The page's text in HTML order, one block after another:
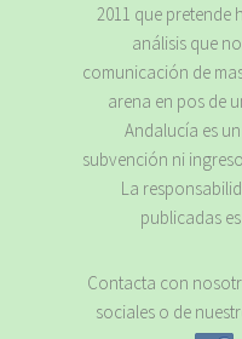
2011 que pretende
análisis que
comunicación de
arena en pos de
Andalucía es
subvención ni
La
publicadas
Contacta con
sociales o de